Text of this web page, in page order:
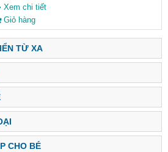
Xem chi tiết
Giỏ hàng
TỪ XA
CHO BÉ